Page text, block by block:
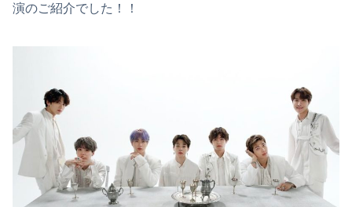
演のご紹介でした！！